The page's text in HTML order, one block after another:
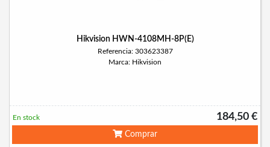
Hikvision HWN-4108MH-8P(E)
Referencia: 303623387
Marca: Hikvision
184,50 €
En stock
Comprar